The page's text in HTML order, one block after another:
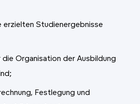
erzielten Studienergebnisse
die Organisation der Ausbildung
Festlegung und